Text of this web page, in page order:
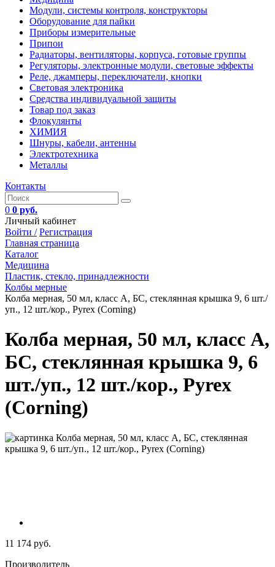
Модули, системы контроля, конструкторы
Оборудование для пайки
Приборы измерительные
Припои
Радиаторы, вентиляторы, корпуса, готовые группы
Регуляторы, электронные модули, световые эффекты
Реле, джамперы, переключатели, кнопки
Световая электроника
Средства индивидуальной защиты
Товар под заказ
Флокулянты
ХИМИЯ
Шнуры, кабели, антенны
Электротехника
Металлы
Контакты
0 0 руб.
Личный кабинет
Войти / Регистрация
Главная страница
Каталог
Медицина
Пластик, стекло, принадлежности
Колбы мерные
Колба мерная, 50 мл, класс А, БС, стеклянная крышка 9, 6 шт./
уп., 12 шт./кор., Pyrex (Corning)
Колба мерная, 50 мл, класс А,
БС, стеклянная крышка 9, 6
шт./уп., 12 шт./кор., Pyrex
(Corning)
11 174 руб.
Производитель